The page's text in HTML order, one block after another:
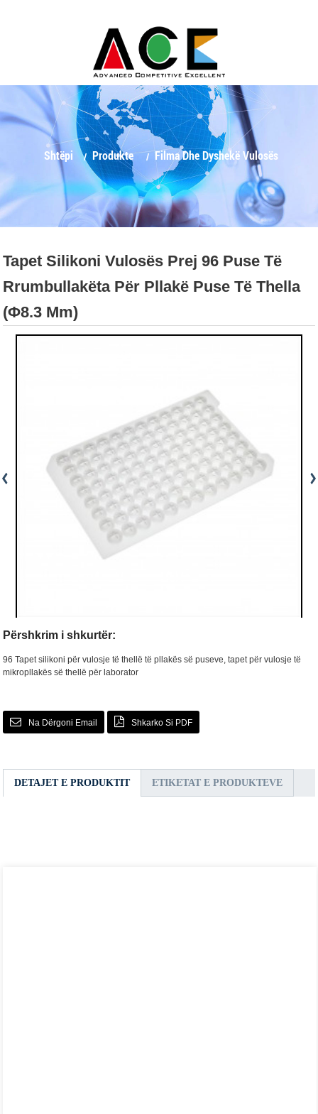
Shtëpi Produkte Filma Dhe Dyshekë Vulosës
Tapet Silikoni Vulosës Prej 96 Puse Të
Rrumbullakëta Për Pllakë Puse Të Thella
(Φ8.3 Mm)
Përshkrim i shkurtër:
96 Tapet silikoni për vulosje të thellë të pllakës së puseve, tapet për vulosje të
mikropllakës së thellë për laborator
Na Dërgoni Email Shkarko Si PDF
DETAJET E PRODUKTIT ETIKETAT E PRODUKTEVE